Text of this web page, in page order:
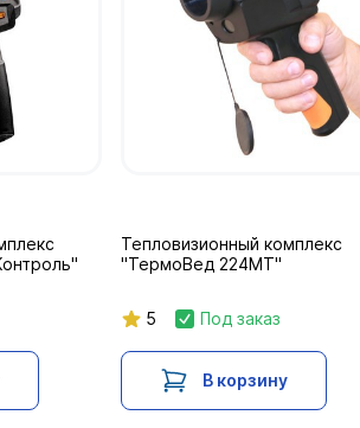
Тепловизионный комплекс
"ТермоВед 224МТ"
5 Под заказ
В корзину